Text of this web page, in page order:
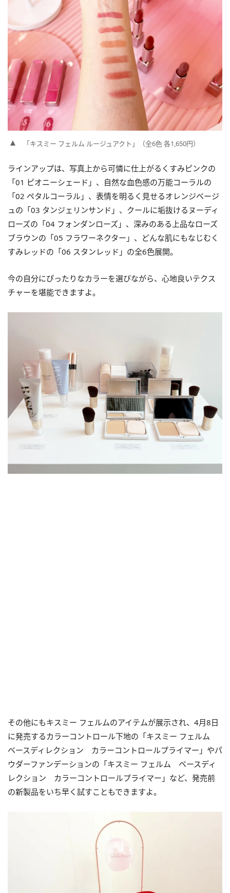
「キスミー フェルム ルージュアクト」（全6色 各1,650円）
ラインアップは、写真上から可憐に仕上がるくすみピンクの
「01 ピオニーシェード」、自然な血色感の万能コーラルの
「02 ペタルコーラル」、表情を明るく見せるオレンジベージ
ュの「03 タンジェリンサンド」、クールに垢抜けるヌーディ
ローズの「04 フォンダンローズ」、深みのある上品なローズ
ブラウンの「05 フラワーネクター」、どんな肌にもなじむく
すみレッドの「06 スタンレッド」の全6色展開。
今の自分にぴったりなカラーを選びながら、心地良いテクス
チャーを堪能できますよ。
その他にもキスミー フェルムのアイテムが展示され、4月8日
に発売するカラーコントロール下地の「キスミー フェルム
ベースディレクション カラーコントロールプライマー」やパ
ウダーファンデーションの「キスミー フェルム ベースディ
レクション カラーコントロールプライマー」など、発売前
の新製品をいち早く試すこともできますよ。